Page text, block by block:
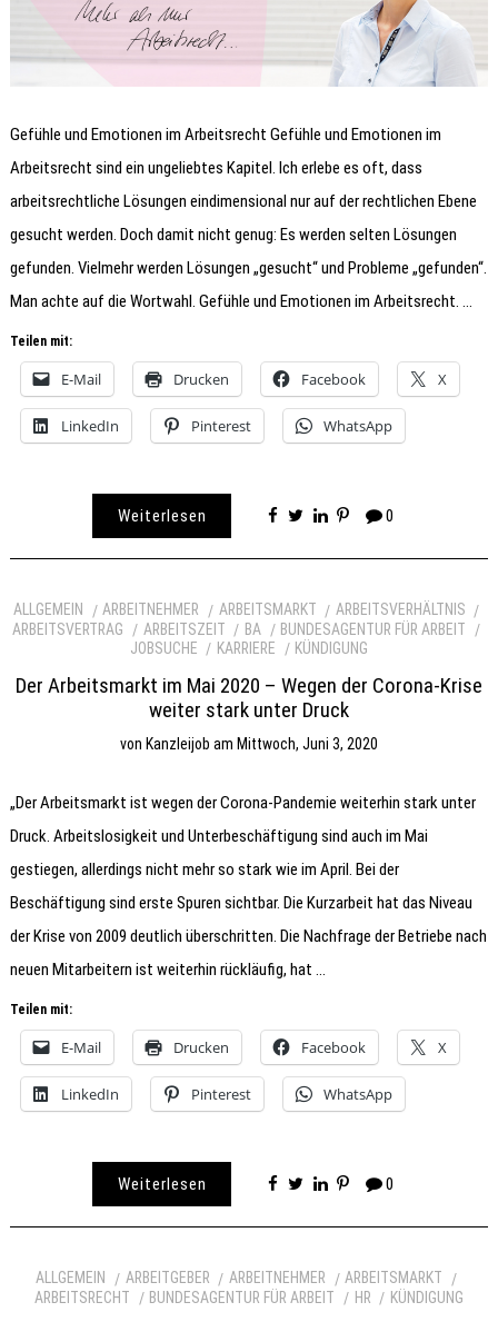
Gefühle und Emotionen im Arbeitsrecht Gefühle und Emotionen im
Arbeitsrecht sind ein ungeliebtes Kapitel. Ich erlebe es oft, dass
arbeitsrechtliche Lösungen eindimensional nur auf der rechtlichen Ebene
gesucht werden. Doch damit nicht genug: Es werden selten Lösungen
gefunden. Vielmehr werden Lösungen „gesucht“ und Probleme „gefunden“.
Man achte auf die Wortwahl. Gefühle und Emotionen im Arbeitsrecht. …
Teilen mit:
E-Mail Drucken Facebook X
LinkedIn Pinterest WhatsApp
Weiterlesen 0
ALLGEMEIN ARBEITNEHMER ARBEITSMARKT
ARBEITSVERHÄLTNIS
ARBEITSVERTRAG
ARBEITSZEIT BA
BUNDESAGENTUR FÜR ARBEIT
JOBSUCHE
KARRIERE KÜNDIGUNG
Der Arbeitsmarkt im Mai 2020 – Wegen der Corona-Krise
weiter stark unter Druck
von Kanzleijob am Mittwoch, Juni 3, 2020
„Der Arbeitsmarkt ist wegen der Corona-Pandemie weiterhin stark unter
Druck. Arbeitslosigkeit und Unterbeschäftigung sind auch im Mai
gestiegen, allerdings nicht mehr so stark wie im April. Bei der
Beschäftigung sind erste Spuren sichtbar. Die Kurzarbeit hat das Niveau
der Krise von 2009 deutlich überschritten. Die Nachfrage der Betriebe nach
neuen Mitarbeitern ist weiterhin rückläufig, hat …
Teilen mit:
E-Mail Drucken Facebook X
LinkedIn Pinterest WhatsApp
Weiterlesen 0
ALLGEMEIN ARBEITGEBER ARBEITNEHMER
ARBEITSMARKT
ARBEITSRECHT
BUNDESAGENTUR FÜR ARBEIT HR KÜNDIGUNG